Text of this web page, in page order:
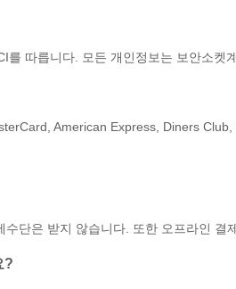
를 따릅니다. 모든 개인정보는 보안소켓
American Express, Diners
단은 받지 않습니다. 또한 오프라인 결
?